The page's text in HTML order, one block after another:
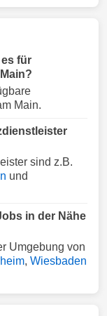
für
Main.
sind z.B.
und
in der Nähe
Umgebung von
, Wiesbaden